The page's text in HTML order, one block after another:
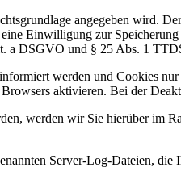
angegeben wird.
Einwilligung zur
a DSGVO und § 25 Abs. 1
werden und Cookies
aktivieren. Bei der
werden wir Sie hierüber im
Server-Log-Dateien,